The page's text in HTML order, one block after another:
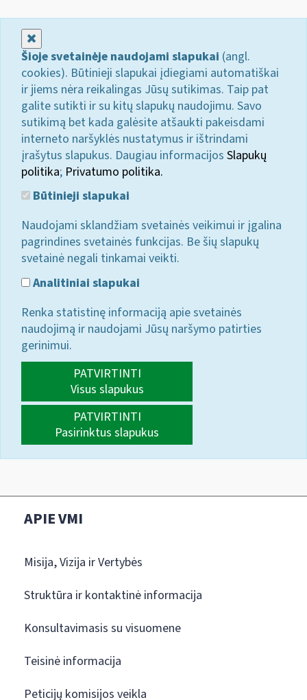
Šioje svetainėje naudojami slapukai (angl.
cookies). Būtinieji slapukai įdiegiami automatiškai
ir jiems nėra reikalingas Jūsų sutikimas. Taip pat
galite sutikti ir su kitų slapukų naudojimu. Savo
sutikimą bet kada galėsite atšaukti pakeisdami
interneto naršyklės nustatymus ir ištrindami
įrašytus slapukus. Daugiau informacijos Slapukų
politika; Privatumo politika.
Būtinieji slapukai
Naudojami sklandžiam svetainės veikimui ir įgalina
pagrindines svetainės funkcijas. Be šių slapukų
svetainė negali tinkamai veikti.
Analitiniai slapukai
Renka statistinę informaciją apie svetainės
naudojimą ir naudojami Jūsų naršymo patirties
gerinimui.
PATVIRTINTI
Visus slapukus
PATVIRTINTI
Pasirinktus slapukus
APIE VMI
Misija, Vizija ir Vertybės
Struktūra ir kontaktinė informacija
Konsultavimasis su visuomene
Teisinė informacija
Peticijų komisijos veikla